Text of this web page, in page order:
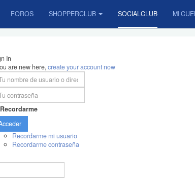
FOROS SHOPPERCLUB SOCIALCLUB MI
In
are new here,create your account now
Recordarme
Recordarme mi usuario
Recordarme contraseña